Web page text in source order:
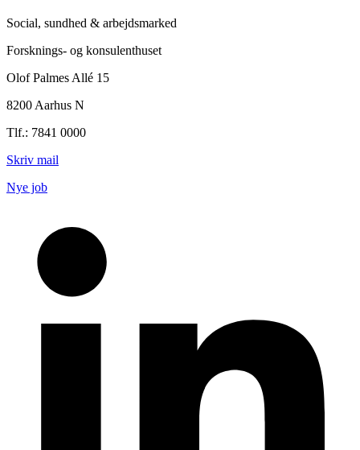
Social, sundhed & arbejdsmarked
Forsknings- og konsulenthuset
Olof Palmes Allé 15
8200 Aarhus N
Tlf.: 7841 0000
Skriv mail
Nye job